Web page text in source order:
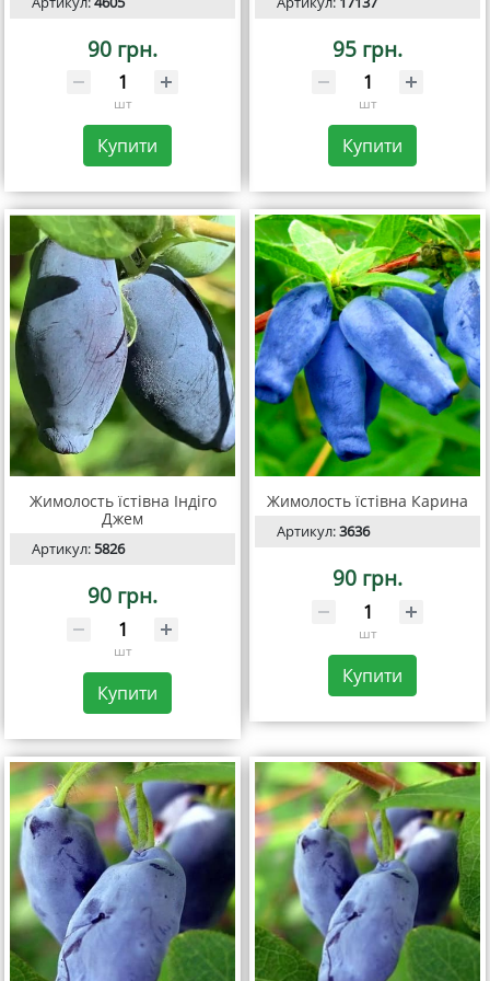
90 грн.
шт
Купити
95 грн.
шт
Купити
Жимолость їстівна Індіго
Джем
Артикул:5826
90 грн.
шт
Купити
Жимолость їстівна Карина
Артикул:3636
90 грн.
шт
Купити